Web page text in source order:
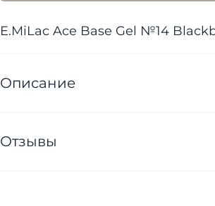
E.MiLac Ace Base Gel №14
Описание
Отзывы